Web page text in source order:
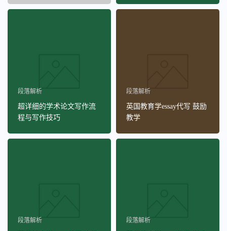
段落解析
超详细的学术论文写作流
程与写作技巧
段落解析
英国教育学essay代写 鼓励
教学
段落解析 段落解析